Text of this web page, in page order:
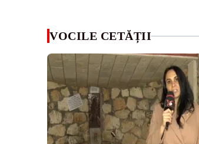
VOCILE CETĂȚII